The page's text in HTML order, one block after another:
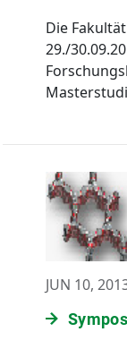
Die
29./
JUN 10,